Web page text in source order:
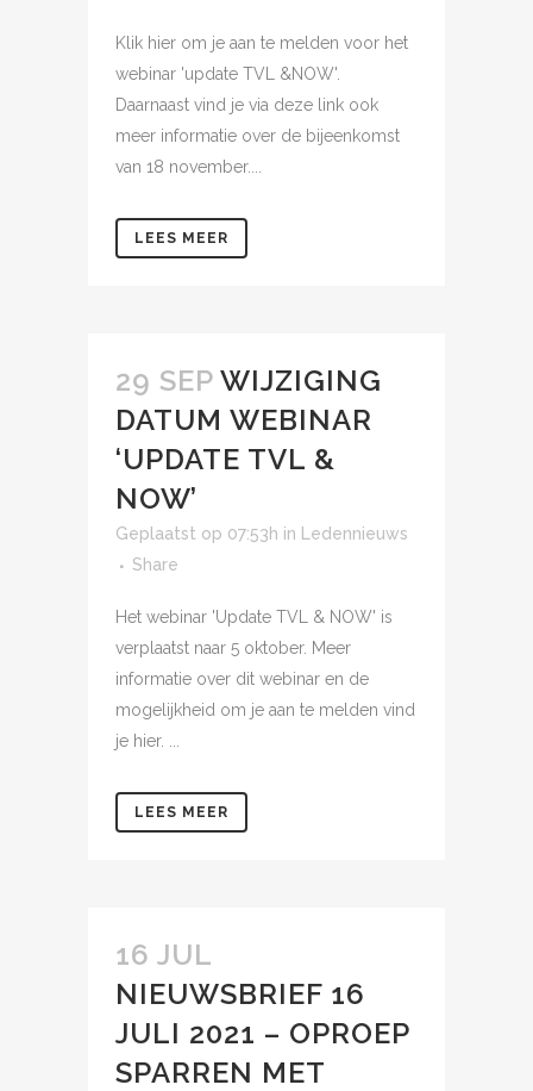
Klik hier om je aan te melden voor het
webinar 'update TVL &NOW'.
Daarnaast vind je via deze link ook
meer informatie over de bijeenkomst
van 18 november....
LEES MEER
29 SEP WIJZIGING
DATUM WEBINAR
‘UPDATE TVL &
NOW’
Geplaatst op 07:53h in
Ledennieuws
Share
Het webinar 'Update TVL & NOW' is
verplaatst naar 5 oktober. Meer
informatie over dit webinar en de
mogelijkheid om je aan te melden vind
je hier. ...
LEES MEER
16 JUL
NIEUWSBRIEF 16
JULI 2021 – OPROEP
SPARREN MET